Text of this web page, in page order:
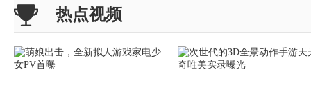
热点视频